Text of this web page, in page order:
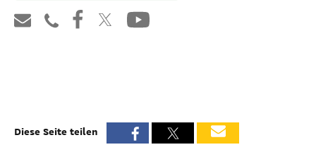
Diese Seite teilen